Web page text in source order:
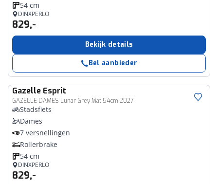
54 cm
DINXPERLO
829,-
Bekijk details
Bel aanbieder
Gazelle Esprit
GAZELLE DAMES Lunar Grey Mat 54cm 2027
Stadsfiets
Dames
7 versnellingen
Rollerbrake
54 cm
DINXPERLO
829,-